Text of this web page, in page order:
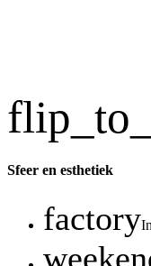
Sfeer en esthetiek
factory